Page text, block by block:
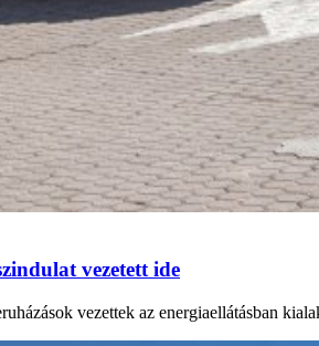
vezetett ide
vezettek az energiaellátásban